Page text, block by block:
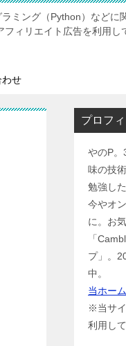
ミング（Python）などに
ィリエイト広告を利用し
わせ
プロフ
やのP。
味の技
勉強し
今やオ
に。お
「
プ」。
中。
当ホー
※当サ
利用し